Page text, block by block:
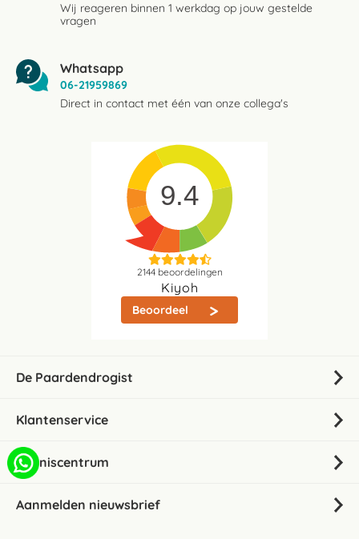
Wij reageren binnen 1 werkdag op jouw gestelde
vragen
Whatsapp
06-21959869
Direct in contact met één van onze collega's
9.4
2144beoordelingen
Kiyoh
Beoordeel
De Paardendrogist
Klantenservice
Kenniscentrum
Aanmelden nieuwsbrief